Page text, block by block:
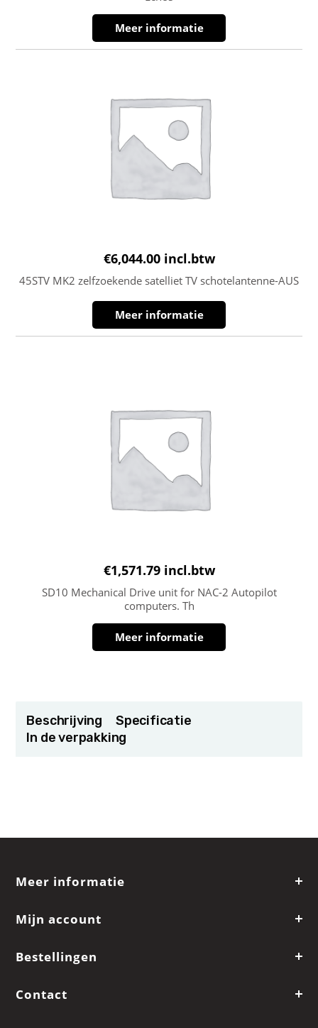
Meer informatie
€6,044.00 incl.btw
45STV MK2 zelfzoekende satelliet TV schotelantenne-AUS
Meer informatie
€1,571.79 incl.btw
SD10 Mechanical Drive unit for NAC-2 Autopilot
computers. Th
Meer informatie
Beschrijving
Specificatie
In de verpakking
Meer informatie
Mijn account
Bestellingen
Contact